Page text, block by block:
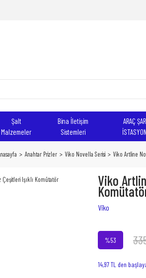
Şalt
Malzemeler
Bina İletişim
Sistemleri
ARAÇ
Anahtar Prizler Viko Novella Serisi Viko Artline
Viko
Viko
%53
14,97 TL den